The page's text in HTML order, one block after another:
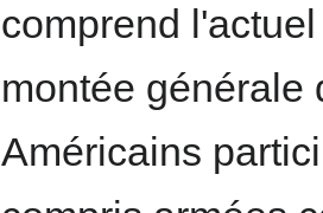
comprend
montée générale
Américains